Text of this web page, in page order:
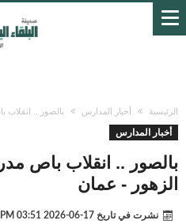
الرئيسية أخبار المدارس بالصور ..
أخبار المدارس
بالصور .. انقلاب باص
الزهور - عمان
نشرت في تاريخ 17-06-2026 03:51 PM